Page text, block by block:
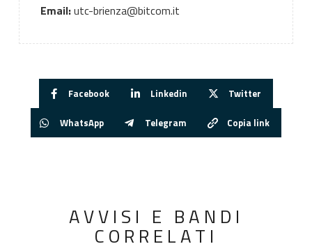
Email:utc-brienza@bitcom.it
Facebook Linkedin Twitter
WhatsApp Telegram Copia link
AVVISI E BANDI
CORRELATI